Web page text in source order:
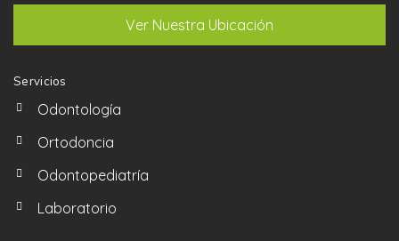
Ver Nuestra Ubicación
Servicios
Odontología
Ortodoncia
Odontopediatría
Laboratorio